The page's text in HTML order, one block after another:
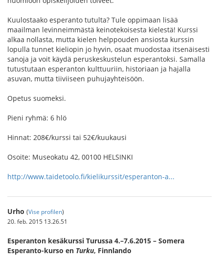
Kuulostaako esperanto tutulta? Tule oppimaan lisää
maailman levinneimmästä keinotekoisesta kielestä! Kurssi
alkaa nollasta, mutta kielen helppouden ansiosta kurssin
lopulla tunnet kieliopin jo hyvin, osaat muodostaa itsenäisesti
sanoja ja voit käydä peruskeskustelun esperantoksi. Samalla
tutustutaan esperanton kulttuuriin, historiaan ja hajalla
asuvan, mutta tiiviiseen puhujayhteisöön.
Opetus suomeksi.
Pieni ryhmä: 6 hlö
Hinnat: 208€/kurssi tai 52€/kuukausi
Osoite: Museokatu 42, 00100 HELSINKI
http://www.taidetoolo.fi/kielikurssit/esperanton-a...
Urho (Vise profilen)
20. feb. 2015 13.26.51
Esperanton kesäkurssi Turussa 4.–7.6.2015 – Somera
Esperanto-kurso en Turku, Finnlando